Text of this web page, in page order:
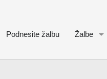
Podnesite žalbu Žalbe